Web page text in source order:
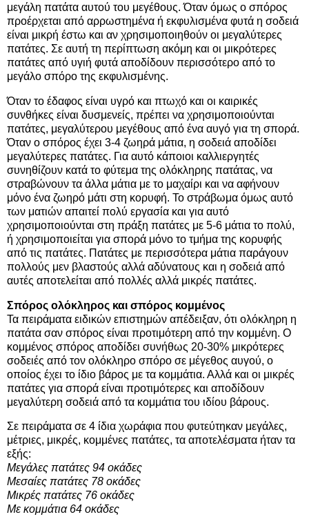
μεγάλη πατάτα αυτού του μεγέθους. Όταν όμως ο σπόρος
προέρχεται από αρρωστημένα ή εκφυλισμένα φυτά η σοδειά
είναι μικρή έστω και αν χρησιμοποιηθούν οι μεγαλύτερες
πατάτες. Σε αυτή τη περίπτωση ακόμη και οι μικρότερες
πατάτες από υγιή φυτά αποδίδουν περισσότερο από το
μεγάλο σπόρο της εκφυλισμένης.
Όταν το έδαφος είναι υγρό και πτωχό και οι καιρικές
συνθήκες είναι δυσμενείς, πρέπει να χρησιμοποιούνται
πατάτες, μεγαλύτερου μεγέθους από ένα αυγό για τη σπορά.
Όταν ο σπόρος έχει 3-4 ζωηρά μάτια, η σοδειά αποδίδει
μεγαλύτερες πατάτες. Για αυτό κάποιοι καλλιεργητές
συνηθίζουν κατά το φύτεμα της ολόκληρης πατάτας, να
στραβώνουν τα άλλα μάτια με το μαχαίρι και να αφήνουν
μόνο ένα ζωηρό μάτι στη κορυφή. Το στράβωμα όμως αυτό
των ματιών απαιτεί πολύ εργασία και για αυτό
χρησιμοποιούνται στη πράξη πατάτες με 5-6 μάτια το πολύ,
ή χρησιμοποιείται για σπορά μόνο το τμήμα της κορυφής
από τις πατάτες. Πατάτες με περισσότερα μάτια παράγουν
πολλούς μεν βλαστούς αλλά αδύνατους και η σοδειά από
αυτές αποτελείται από πολλές αλλά μικρές πατάτες.
Σπόρος ολόκληρος και σπόρος κομμένος
Τα πειράματα ειδικών επιστημών απέδειξαν, ότι ολόκληρη η
πατάτα σαν σπόρος είναι προτιμότερη από την κομμένη. Ο
κομμένος σπόρος αποδίδει συνήθως 20-30% μικρότερες
σοδειές από τον ολόκληρο σπόρο σε μέγεθος αυγού, ο
οποίος έχει το ίδιο βάρος με τα κομμάτια. Αλλά και οι μικρές
πατάτες για σπορά είναι προτιμότερες και αποδίδουν
μεγαλύτερη σοδειά από τα κομμάτια του ιδίου βάρους.
Σε πειράματα σε 4 ίδια χωράφια που φυτεύτηκαν μεγάλες,
μέτριες, μικρές, κομμένες πατάτες, τα αποτελέσματα ήταν τα
εξής:
Μεγάλες πατάτες 94 οκάδες
Μεσαίες πατάτες 78 οκάδες
Μικρές πατάτες 76 οκάδες
Με κομμάτια 64 οκάδες